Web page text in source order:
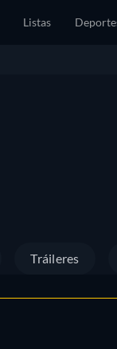
Listas
Tráileres